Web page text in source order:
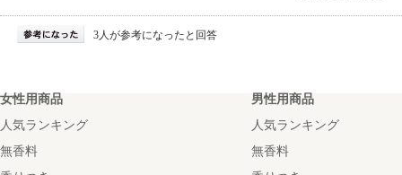
3人が参考になったと回答
女性用商品
人気ランキング
無香料
男性用商品
人気ランキング
無香料